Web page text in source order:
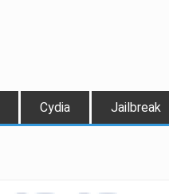
Cydia Jailbreak